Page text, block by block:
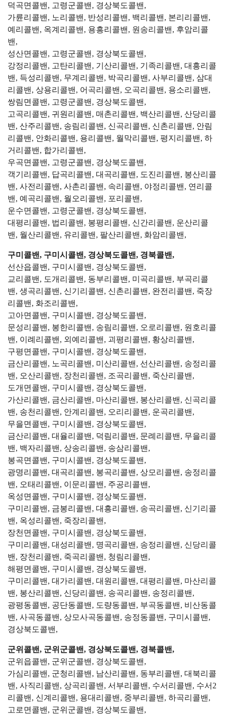
덕곡면콜밴, 고령군콜밴, 경상북도콜밴,
가륜리콜밴, 노리콜밴, 반성리콜밴, 백리콜밴, 본리리콜밴,
예리콜밴, 옥계리콜밴, 용흥리콜밴, 원송리콜밴, 후암리콜
밴,
성산면콜밴, 고령군콜밴, 경상북도콜밴,
강정리콜밴, 고탄리콜밴, 기산리콜밴, 기족리콜밴, 대흥리콜
밴, 득성리콜밴, 무계리콜밴, 박곡리콜밴, 사부리콜밴, 삼대
리콜밴, 상용리콜밴, 어곡리콜밴, 오곡리콜밴, 용소리콜밴,
쌍림면콜밴, 고령군콜밴, 경상북도콜밴,
고곡리콜밴, 귀원리콜밴, 매촌리콜밴, 백산리콜밴, 산당리콜
밴, 산주리콜밴, 송림리콜밴, 신곡리콜밴, 신촌리콜밴, 안림
리콜밴, 안화리콜밴, 용리콜밴, 월막리콜밴, 평지리콜밴, 하
거리콜밴, 합가리콜밴,
우곡면콜밴, 고령군콜밴, 경상북도콜밴,
객기리콜밴, 답곡리콜밴, 대곡리콜밴, 도진리콜밴, 봉산리콜
밴, 사전리콜밴, 사촌리콜밴, 속리콜밴, 야정리콜밴, 연리콜
밴, 예곡리콜밴, 월오리콜밴, 포리콜밴,
운수면콜밴, 고령군콜밴, 경상북도콜밴,
대평리콜밴, 법리콜밴, 봉평리콜밴, 신간리콜밴, 운산리콜
밴, 월산리콜밴, 유리콜밴, 팔산리콜밴, 화암리콜밴,
구미콜밴, 구미시콜밴, 경상북도콜밴, 경북콜밴,
선산읍콜밴, 구미시콜밴, 경상북도콜밴,
교리콜밴, 도개리콜밴, 동부리콜밴, 미곡리콜밴, 부곡리콜
밴, 생곡리콜밴, 신기리콜밴, 신촌리콜밴, 완전리콜밴, 죽장
리콜밴, 화조리콜밴,
고아면콜밴, 구미시콜밴, 경상북도콜밴,
문성리콜밴, 봉한리콜밴, 송림리콜밴, 오로리콜밴, 원호리콜
밴, 이례리콜밴, 외예리콜밴, 괴평리콜밴, 황상리콜밴,
구평면콜밴, 구미시콜밴, 경상북도콜밴,
금산리콜밴, 노곡리콜밴, 미산리콜밴, 선산리콜밴, 송정리콜
밴, 오산리콜밴, 장천리콜밴, 조곡리콜밴, 죽산리콜밴,
도개면콜밴, 구미시콜밴, 경상북도콜밴,
가산리콜밴, 금산리콜밴, 마산리콜밴, 봉산리콜밴, 신곡리콜
밴, 송천리콜밴, 안계리콜밴, 오리리콜밴, 운곡리콜밴,
무을면콜밴, 구미시콜밴, 경상북도콜밴,
금산리콜밴, 대율리콜밴, 덕림리콜밴, 문례리콜밴, 무을리콜
밴, 백자리콜밴, 상송리콜밴, 송삼리콜밴,
봉곡면콜밴, 구미시콜밴, 경상북도콜밴,
광명리콜밴, 대곡리콜밴, 봉곡리콜밴, 상모리콜밴, 송정리콜
밴, 오태리콜밴, 이문리콜밴, 주공리콜밴,
옥성면콜밴, 구미시콜밴, 경상북도콜밴,
구미리콜밴, 금봉리콜밴, 대흥리콜밴, 송곡리콜밴, 신기리콜
밴, 옥성리콜밴, 죽장리콜밴,
장천면콜밴, 구미시콜밴, 경상북도콜밴,
구미리콜밴, 대성리콜밴, 명곡리콜밴, 송정리콜밴, 신당리콜
밴, 장천리콜밴, 죽곡리콜밴, 청림리콜밴,
해평면콜밴, 구미시콜밴, 경상북도콜밴,
구미리콜밴, 대가리콜밴, 대원리콜밴, 대평리콜밴, 마산리콜
밴, 봉산리콜밴, 신당리콜밴, 송곡리콜밴, 송정리콜밴,
광평동콜밴, 공단동콜밴, 도량동콜밴, 부곡동콜밴, 비산동콜
밴, 사곡동콜밴, 상모사곡동콜밴, 송정동콜밴, 구미시콜밴,
경상북도콜밴,
군위콜밴, 군위군콜밴, 경상북도콜밴, 경북콜밴,
군위읍콜밴, 군위군콜밴, 경상북도콜밴,
가심리콜밴, 군청리콜밴, 남산리콜밴, 동부리콜밴, 대북리콜
밴, 사직리콜밴, 상곡리콜밴, 서부리콜밴, 수서리콜밴, 수서2
리콜밴, 신계리콜밴, 용대리콜밴, 중부리콜밴, 하곡리콜밴,
고로면콜밴, 군위군콜밴, 경상북도콜밴,